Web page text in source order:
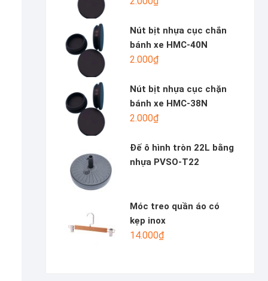
Nút bịt nhựa cục chắn
bánh xe HMC-40N
2.000₫
Nút bịt nhựa cục chặn
bánh xe HMC-38N
2.000₫
Đế ô hình tròn 22L bằng
nhựa PVSO-T22
Móc treo quần áo có
kẹp inox
14.000₫